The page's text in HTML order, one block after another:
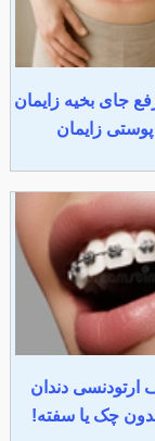
جای بخیه زایمان
زایمان
ارتودنسی دندان
چک یا سفته!